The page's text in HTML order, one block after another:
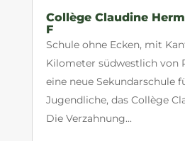
Collège Claudine
F
Schule ohne Ecken, mit
Kilometer südwestlich von
eine neue Sekundarschule
Jugendliche, das Collège
Die Verzahnung...